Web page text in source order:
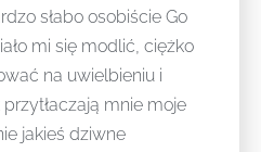
słabo osobiście Go
mi się modlić, ciężko
na uwielbieniu i
mnie moje
jakieś dziwne